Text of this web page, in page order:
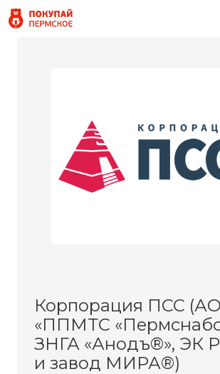
Корпорация ПСС (АО
«ППМТС
ЗНГА «Анодъ®», ЭК
и завод МИРА®)